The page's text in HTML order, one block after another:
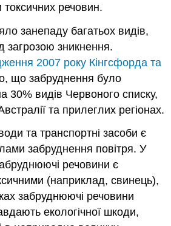
речовин.
занепаду багатьох видів,
загрозою зникнення.
2007 року Кінгсфорда та
що забруднення було
30% видів Червоного списку,
та прилеглих регіонах.
та транспортні засоби є
забруднення повітря. У
речовини є
(наприклад, свинець),
забруднюючі речовини
екологічної шкоди,